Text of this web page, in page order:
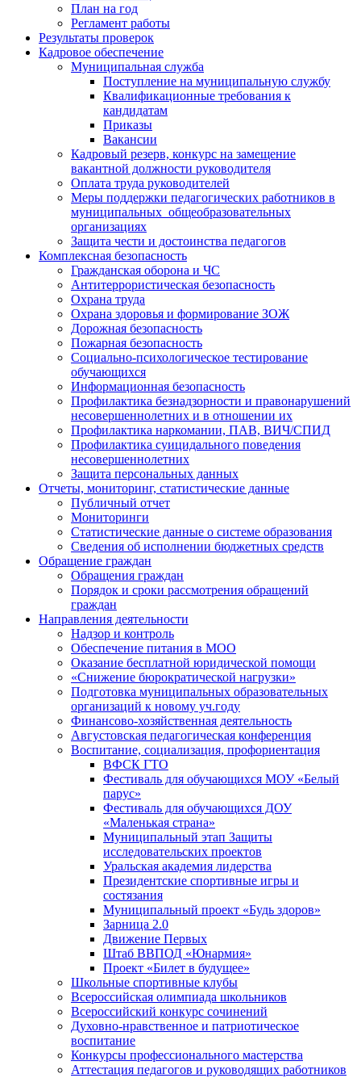
План на год
Регламент работы
Результаты проверок
Кадровое обеспечение
Муниципальная служба
Поступление на муниципальную службу
Квалификационные требования к
кандидатам
Приказы
Вакансии
Кадровый резерв, конкурс на замещение
вакантной должности руководителя
Оплата труда руководителей
Меры поддержки педагогических работников в
муниципальных общеобразовательных
организациях
Защита чести и достоинства педагогов
Комплексная безопасность
Гражданская оборона и ЧС
Антитеррористическая безопасность
Охрана труда
Охрана здоровья и формирование ЗОЖ
Дорожная безопасность
Пожарная безопасность
Социально-психологическое тестирование
обучающихся
Информационная безопасность
Профилактика безнадзорности и правонарушений
несовершеннолетних и в отношении их
Профилактика наркомании, ПАВ, ВИЧ/СПИД
Профилактика суицидального поведения
несовершеннолетних
Защита персональных данных
Отчеты, мониторинг, статистические данные
Публичный отчет
Мониторинги
Статистические данные о системе образования
Сведения об исполнении бюджетных средств
Обращение граждан
Обращения граждан
Порядок и сроки рассмотрения обращений
граждан
Направления деятельности
Надзор и контроль
Обеспечение питания в МОО
Оказание бесплатной юридической помощи
«Снижение бюрократической нагрузки»
Подготовка муниципальных образовательных
организаций к новому уч.году
Финансово-хозяйственная деятельность
Августовская педагогическая конференция
Воспитание, социализация, профориентация
ВФСК ГТО
Фестиваль для обучающихся МОУ «Белый
парус»
Фестиваль для обучающихся ДОУ
«Маленькая страна»
Муниципальный этап Защиты
исследовательских проектов
Уральская академия лидерства
Президентские спортивные игры и
состязания
Муниципальный проект «Будь здоров»
Зарница 2.0
Движение Первых
Штаб ВВПОД «Юнармия»
Проект «Билет в будущее»
Школьные спортивные клубы
Всероссийская олимпиада школьников
Всероссийский конкурс сочинений
Духовно-нравственное и патриотическое
воспитание
Конкурсы профессионального мастерства
Аттестация педагогов и руководящих работников